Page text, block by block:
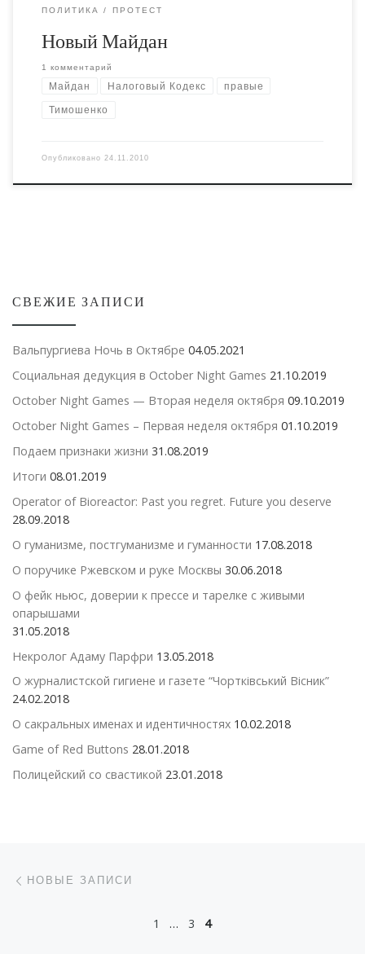
ПОЛИТИКА ПРОТЕСТ
Новый Майдан
1 комментарий
Майдан Налоговый Кодекс правые
Тимошенко
Опубликовано 24.11.2010
СВЕЖИЕ ЗАПИСИ
Вальпургиева Ночь в Октябре 04.05.2021
Социальная дедукция в October Night Games 21.10.2019
October Night Games — Вторая неделя октября 09.10.2019
October Night Games – Первая неделя октября 01.10.2019
Подаем признаки жизни 31.08.2019
Итоги 08.01.2019
Operator of Bioreactor: Past you regret. Future you deserve
28.09.2018
О гуманизме, постгуманизме и гуманности 17.08.2018
О поручике Ржевском и руке Москвы 30.06.2018
О фейк ньюс, доверии к прессе и тарелке с живыми
опарышами
31.05.2018
Некролог Адаму Парфри 13.05.2018
О журналистской гигиене и газете “Чортківський Вісник”
24.02.2018
О сакральных именах и идентичностях 10.02.2018
Game of Red Buttons 28.01.2018
Полицейский со свастикой 23.01.2018
Навигация по записям
НОВЫЕ ЗАПИСИ
1 … 3 4